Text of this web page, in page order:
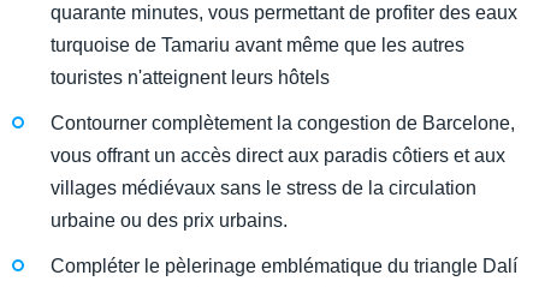
quarante minutes, vous permettant de profiter des eaux
turquoise de Tamariu avant même que les autres
touristes n'atteignent leurs hôtels
Contourner complètement la congestion de Barcelone,
vous offrant un accès direct aux paradis côtiers et aux
villages médiévaux sans le stress de la circulation
urbaine ou des prix urbains.
Compléter le pèlerinage emblématique du triangle Dalí